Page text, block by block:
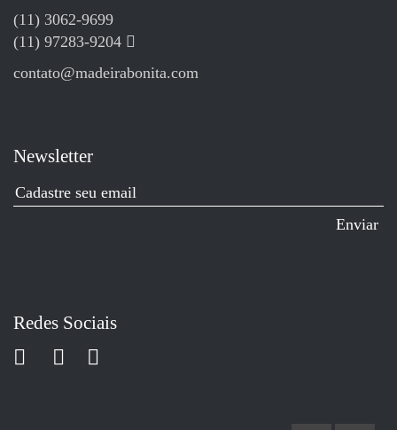
(11) 3062-9699
(11) 97283-9204
contato@madeirabonita.com
Newsletter
Redes Sociais